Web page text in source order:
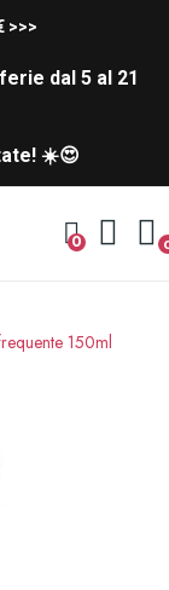
>>>
dal 5 al 21
☀️😍
0
150ml